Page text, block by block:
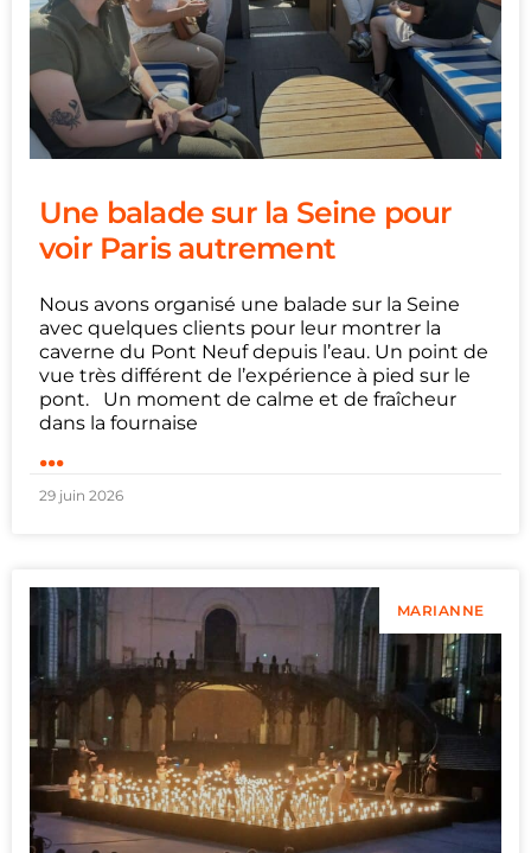
Une balade sur la Seine pour
voir Paris autrement
Nous avons organisé une balade sur la Seine
avec quelques clients pour leur montrer la
caverne du Pont Neuf depuis l’eau. Un point de
vue très différent de l’expérience à pied sur le
pont. Un moment de calme et de fraîcheur
dans la fournaise
...
29 juin 2026
MARIANNE